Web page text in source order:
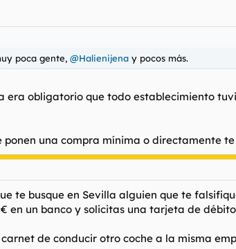
poca gente, @Halienijena y pocos más.
era obligatorio que todo establecimiento
una compra mínima o directamente
te busque en Sevilla alguien que te
en un banco y solicitas una tarjeta de
de conducir otro coche a la misma